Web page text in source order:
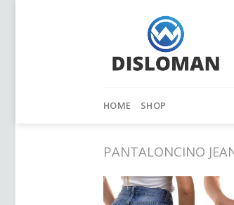
HOME SHOP
PANTALONCINO